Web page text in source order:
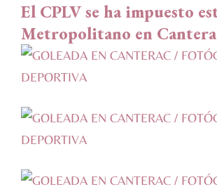
El CPLV se ha impuesto
Metropolitano en